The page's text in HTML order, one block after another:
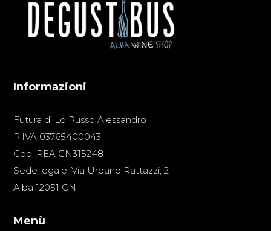
Informazioni
Futura di Lo Russo Alessandro
P.IVA 03765400043
Cod. REA CN315248
Sede legale: Via Urbano Rattazzi, 2
Alba 12051 CN
Menù